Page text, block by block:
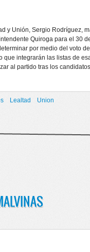
y Unión, Sergio Rodríguez,
Quiroga para el 30
por medio del voto
que integrarán las listas de
al partido tras los
Lealtad
Union